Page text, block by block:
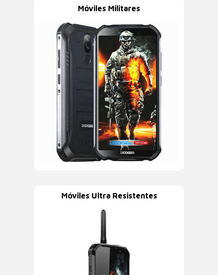
Móviles Militares
Móviles Ultra Resistentes